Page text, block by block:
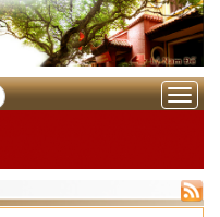
Toggle